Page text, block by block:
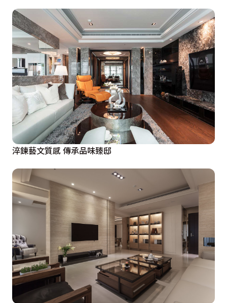
淬鍊藝文質感 傳承品味臻邸